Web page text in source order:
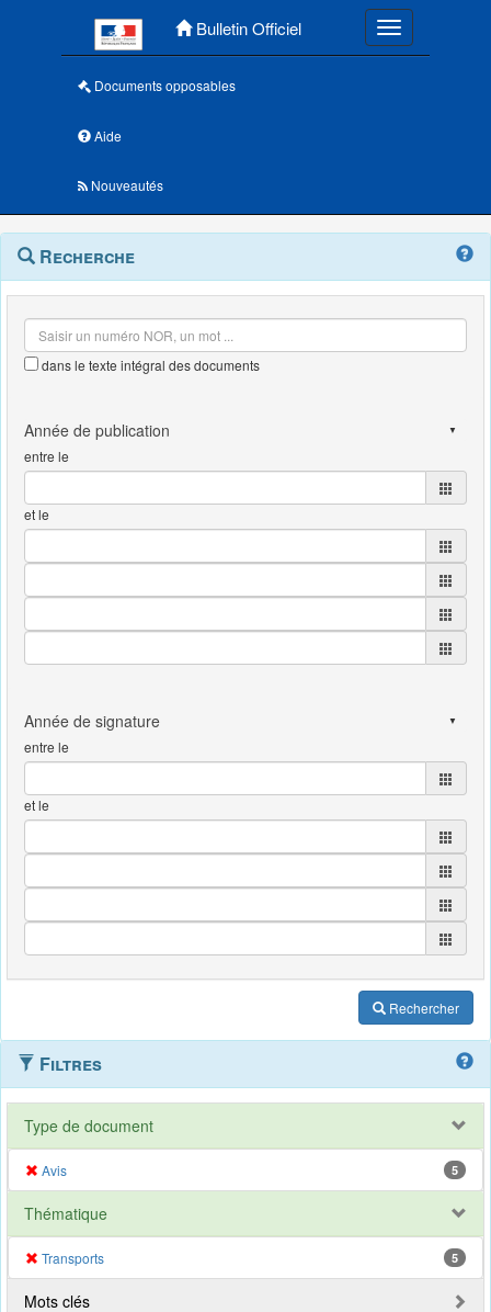
Bulletin Officiel Toggle
Documents opposables
Aide
Nouveautés
Navigation
outils
Menu
contextuel
Recherche
dans le texte intégral des documents
entre le
et le
entre le
et le
Rechercher
Filtres
Type de document
Avis 5
Thématique
Transports 5
Mots clés